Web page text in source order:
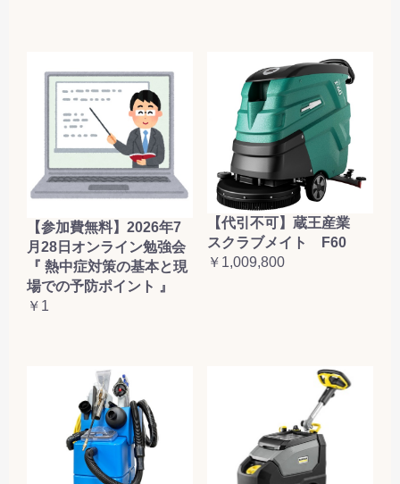
【参加費無料】2026年7
月28日オンライン勉強会
『 熱中症対策の基本と現
場での予防ポイント 』
￥1
【代引不可】蔵王産業
スクラブメイト F60
￥1,009,800